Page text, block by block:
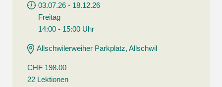
03.07.26 - 18.12.26
Freitag
14:00 - 15:00 Uhr
Allschwilerweiher Parkplatz, Allschwil
CHF 198.00
22 Lektionen